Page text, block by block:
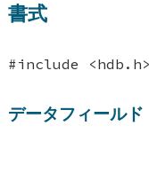
書式
#include <hdb.h>
データフィールド